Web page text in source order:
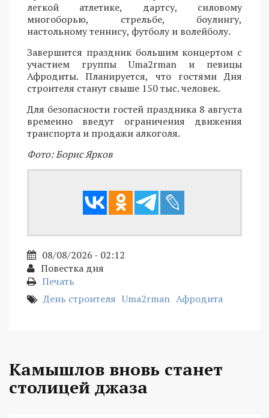
легкой атлетике, дартсу, силовому
многоборью, стрельбе, боулингу,
настольному теннису, футболу и волейболу.
Завершится праздник большим концертом с
участием группы Uma2rman и певицы
Афродиты. Планируется, что гостями Дня
строителя станут свыше 150 тыс. человек.
Для безопасности гостей праздника 8 августа
временно введут ограничения движения
транспорта и продажи алкоголя.
Фото: Борис Ярков
08/08/2026 - 02:12
Повестка дня
Печать
День строителя Uma2rman Афродита
Камышлов вновь станет
столицей джаза